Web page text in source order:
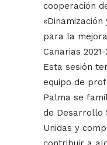
cooperación
para la
Canarias 2021-
Esta sesión
equipo de
Palma se
de Desarrollo
Unidas y